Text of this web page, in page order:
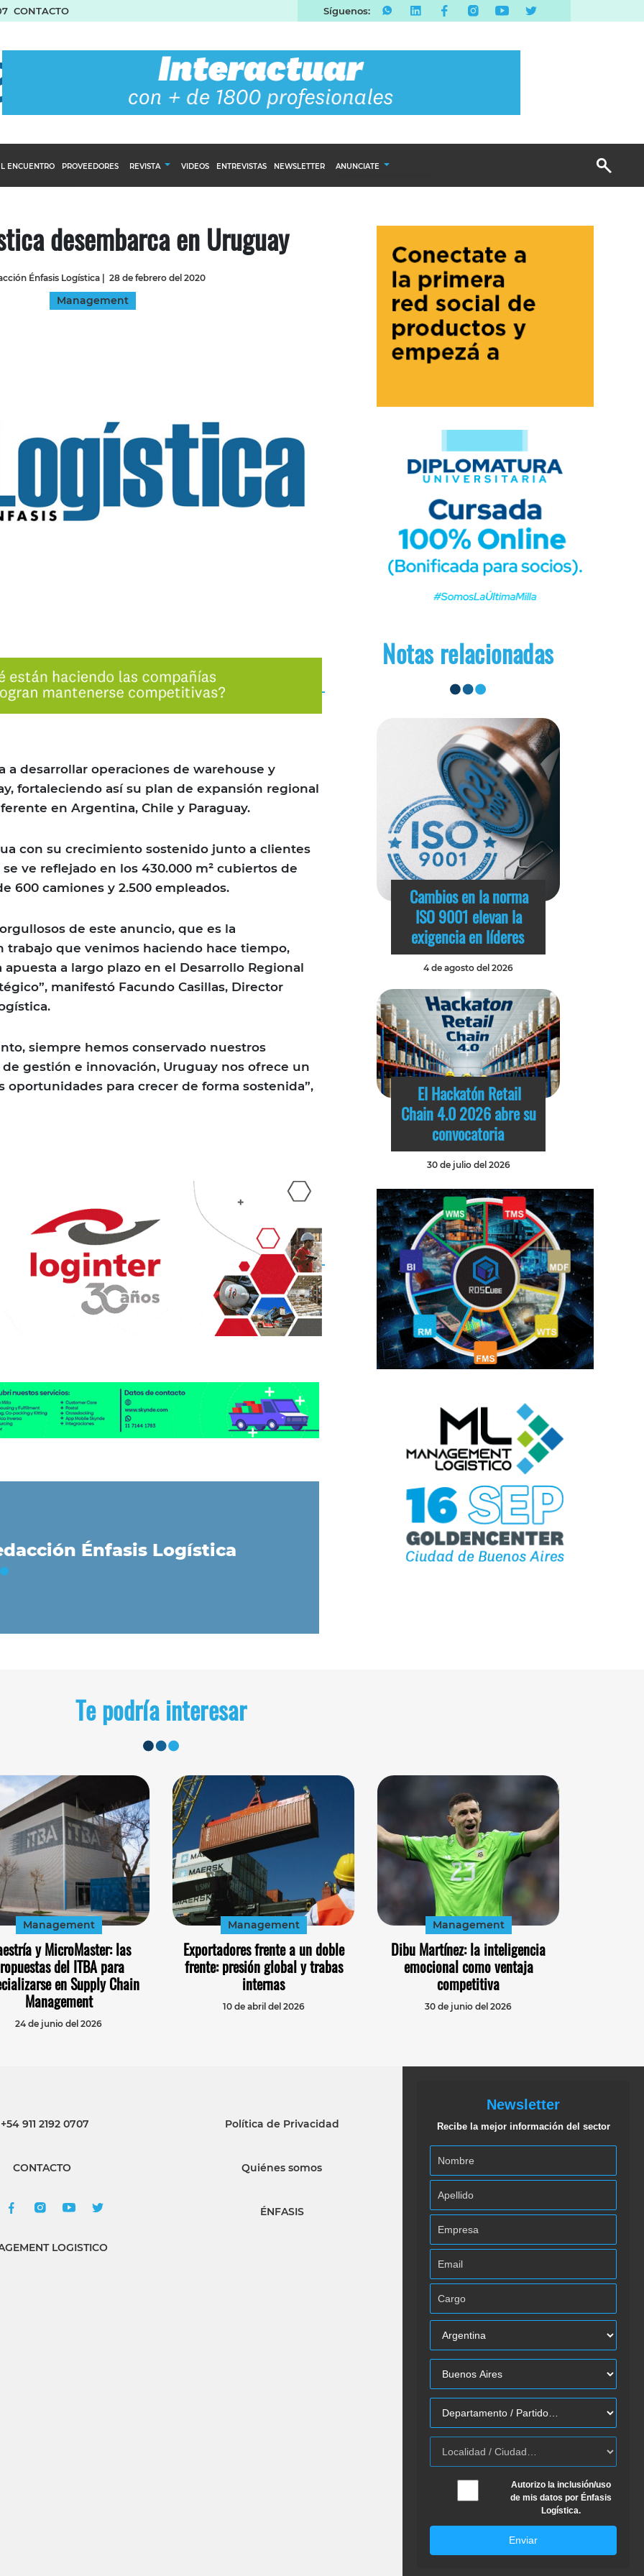
CONTACTO Síguenos:
ENCUENTRO PROVEEDORES REVISTA VIDEOS ENTREVISTAS NEWSLETTER ANUNCIATE
Email Marketing
Branded Content
Publicidad Revista
desembarca en Uruguay
Énfasis Logística| 28 de febrero del 2020
Management
a desarrollar operaciones de warehouse y
fortaleciendo así su plan de expansión regional
en Argentina, Chile y Paraguay.
con su crecimiento sostenido junto a clientes
ve reflejado en los 430.000 m² cubiertos de
600 camiones y 2.500 empleados.
de este anuncio, que es la
trabajo que venimos haciendo hace tiempo,
a largo plazo en el Desarrollo Regional
manifestó Facundo Casillas, Director
siempre hemos conservado nuestros
gestión e innovación, Uruguay nos ofrece un
oportunidades para crecer de forma sostenida”,
Énfasis Logística
Notas relacionadas
Cambios en la norma
ISO 9001 elevan la
exigencia en líderes
4 de agosto del 2026
El Hackatón Retail
Chain 4.0 2026 abre su
convocatoria
30 de julio del 2026
Te podría interesar
Management
y MicroMaster: las
del ITBA para
en Supply Chain
Management
24 de junio del 2026
Management
Exportadores frente a un doble
frente: presión global y trabas
internas
10 de abril del 2026
Management
Dibu Martínez: la inteligencia
emocional como ventaja
competitiva
30 de junio del 2026
911 2192 0707
CONTACTO
LOGISTICO
Política de Privacidad
Quiénes somos
ÉNFASIS
Newsletter
Recibe la mejor información del sector
Autorizo la inclusión/uso
de mis datos por Énfasis
Logística.
Enviar